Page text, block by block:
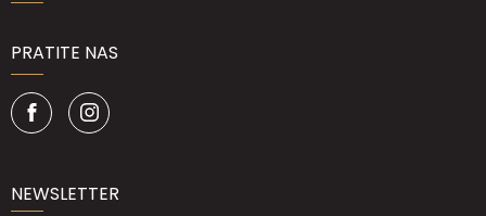
PRATITE NAS
NEWSLETTER